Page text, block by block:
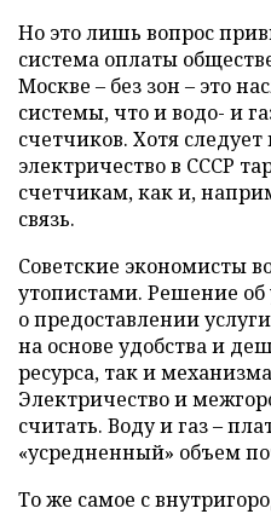
Но это лишь вопрос
система оплаты
Москве – без зон – это
системы, что и водо- и
счетчиков. Хотя
электричество в СССР
счетчикам, как и,
связь.
Советские экономисты
утопистами. Решение об
о предоставлении
на основе удобства и
ресурса, так и
Электричество и
считать. Воду и газ –
«усредненный» объем
То же самое с